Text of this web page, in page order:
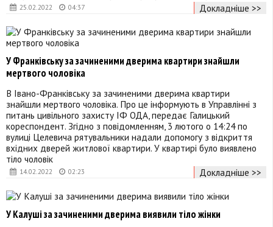
25.02.2022 04:37
Докладніше >>
14.02.2022 02:23
У Франківську за зачиненими дверима квартири знайшли
мертвого чоловіка
В Івано-Франківську за зачиненими дверима квартири
знайшли мертвого чоловіка. Про це інформують в Управлінні з
питань цивільного захисту ІФ ОДА, передає Галицький
кореспондент. Згідно з повідомленням, 3 лютого о 14:24 по
вулиці Целевича рятувальники надали допомогу з відкриття
вхідних дверей житлової квартири. У квартирі було виявлено
тіло чоловік
Докладніше >>
У Калуші за зачиненими дверима виявили тіло жінки